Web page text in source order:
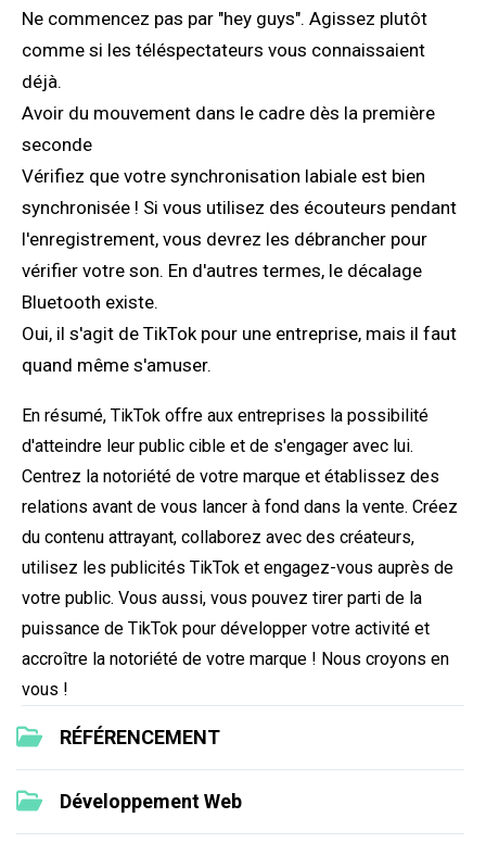
RÉFÉRENCEMENT
Développement Web
Ne commencez pas par "hey guys". Agissez plutôt
comme si les téléspectateurs vous connaissaient
déjà.
Avoir du mouvement dans le cadre dès la première
seconde
Vérifiez que votre synchronisation labiale est bien
synchronisée ! Si vous utilisez des écouteurs pendant
l'enregistrement, vous devrez les débrancher pour
vérifier votre son. En d'autres termes, le décalage
Bluetooth existe.
Oui, il s'agit de TikTok pour une entreprise, mais il faut
quand même s'amuser.
En résumé, TikTok offre aux entreprises la possibilité
d'atteindre leur public cible et de s'engager avec lui.
Centrez la notoriété de votre marque et établissez des
relations avant de vous lancer à fond dans la vente. Créez
du contenu attrayant, collaborez avec des créateurs,
utilisez les publicités TikTok et engagez-vous auprès de
votre public. Vous aussi, vous pouvez tirer parti de la
puissance de TikTok pour développer votre activité et
accroître la notoriété de votre marque ! Nous croyons en
vous !